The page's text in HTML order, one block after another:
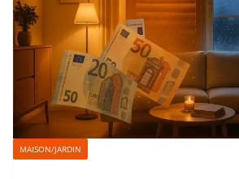
MAISON/JARDIN